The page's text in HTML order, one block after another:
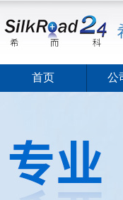
首页 公